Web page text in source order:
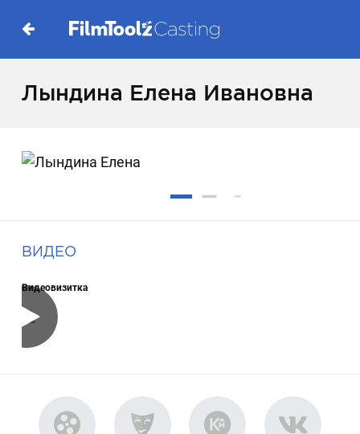
Лындина Елена Ивановна
ВИДЕО
Видеовизитка